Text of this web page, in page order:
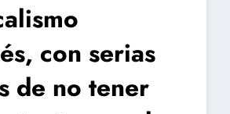
con serias
de no tener